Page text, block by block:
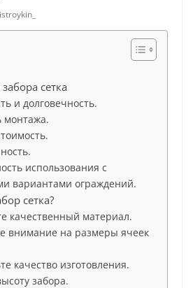
сетка
и долговечность.
монтажа.
использования с
вариантами ограждений.
сетка?
качественный материал.
внимание на размеры ячеек
качество изготовления.
забора.